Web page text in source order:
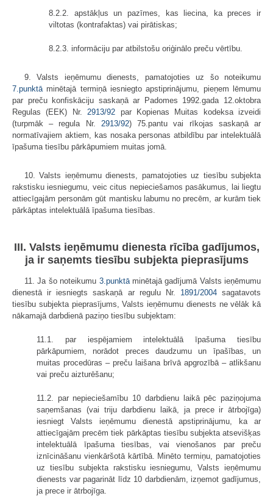
8.2.2. apstākļus un pazīmes, kas liecina, ka preces ir
viltotas (kontrafaktas) vai pirātiskas;
8.2.3. informāciju par atbilstošu oriģinālo preču vērtību.
9. Valsts ieņēmumu dienests, pamatojoties uz šo noteikumu
7.punktāminētajā termiņā iesniegto apstiprinājumu, pieņem lēmumu
par preču konfiskāciju saskaņā ar Padomes 1992.gada 12.oktobra
Regulas (EEK) Nr.2913/92 par Kopienas Muitas kodeksa izveidi
(turpmāk – regula Nr. 2913/92) 75.pantu vai rīkojas saskaņā ar
normatīvajiem aktiem, kas nosaka personas atbildību par intelektuālā
īpašuma tiesību pārkāpumiem muitas jomā.
10. Valsts ieņēmumu dienests, pamatojoties uz tiesību subjekta
rakstisku iesniegumu, veic citus nepieciešamos pasākumus, lai liegtu
attiecīgajām personām gūt mantisku labumu no precēm, ar kurām tiek
pārkāptas intelektuālā īpašuma tiesības.
III. Valsts ieņēmumu dienesta rīcība gadījumos,
ja ir saņemts tiesību subjekta pieprasījums
11. Ja šo noteikumu 3.punktāminētajā gadījumā Valsts ieņēmumu
dienestā ir iesniegts saskaņā ar regulu Nr. 1891/2004sagatavots
tiesību subjekta pieprasījums, Valsts ieņēmumu dienests ne vēlāk kā
nākamajā darbdienā paziņo tiesību subjektam:
11.1. par iespējamiem intelektuālā īpašuma tiesību
pārkāpumiem, norādot preces daudzumu un īpašības, un
muitas procedūras – preču laišana brīvā apgrozībā – atlikšanu
vai preču aizturēšanu;
11.2. par nepieciešamību 10 darbdienu laikā pēc paziņojuma
saņemšanas (vai triju darbdienu laikā, ja prece ir ātrbojīga)
iesniegt Valsts ieņēmumu dienestā apstiprinājumu, ka ar
attiecīgajām precēm tiek pārkāptas tiesību subjekta atsevišķas
intelektuālā īpašuma tiesības, vai vienošanos par preču
iznīcināšanu vienkāršotā kārtībā. Minēto termiņu, pamatojoties
uz tiesību subjekta rakstisku iesniegumu, Valsts ieņēmumu
dienests var pagarināt līdz 10 darbdienām, izņemot gadījumus,
ja prece ir ātrbojīga.